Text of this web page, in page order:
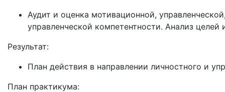
Аудит и оценка мотивационной,
управленческой компетентности. Анализ
Результат:
План действия в направлении личностного и
План практикума: